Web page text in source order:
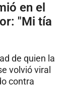
en el
"Mi tía
de quien la
volvió viral
contra